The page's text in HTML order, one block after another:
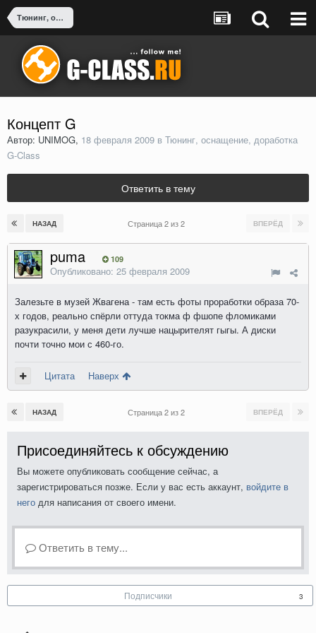
Тюнинг, оснащение, доработка G-Class
Концепт G
Автор: UNIMOG, 18 февраля 2009 в Тюнинг, оснащение, доработка
G-Class
Ответить в тему
НАЗАД ВПЕРЁД
Страница 2 из 2
puma 109
Опубликовано: 25 февраля 2009
Залезьте в музей Жвагена - там есть фоты проработки образа 70-
х годов, реально спёрли оттуда токма ф фшопе фломиками
разукрасили, у меня дети лучше нацырителят гыгы. А диски
почти точно мои с 460-го.
Цитата Наверх
НАЗАД ВПЕРЁД
Страница 2 из 2
Присоединяйтесь к обсуждению
Вы можете опубликовать сообщение сейчас, а
зарегистрироваться позже. Если у вас есть аккаунт, войдите в
него для написания от своего имени.
Ответить в тему...
Подписчики 3